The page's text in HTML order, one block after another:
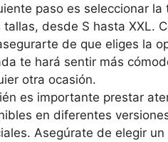
paso es seleccionar
tallas, desde S hasta XXL.
de que eliges la
te hará sentir más
otra ocasión.
es importante prestar
en diferentes
Asegúrate de elegir